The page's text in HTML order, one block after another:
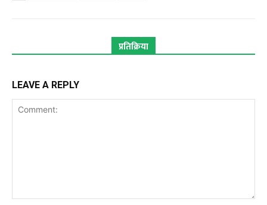
प्रतिक्रिया
LEAVE A REPLY